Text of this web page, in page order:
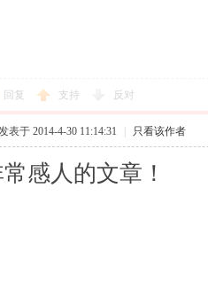
回复 支持 反对
表于 2014-4-30 11:14:31 只看该作者
感人的文章！